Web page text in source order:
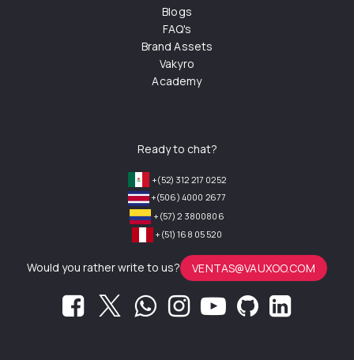
Blogs
FAQ's
Brand Assets
Vakyro
Academy
Ready to chat?
+(52) 312 217 0252
+(506) 4000 2677
+(57) 2 3800806
+(51) 168 05 520
Would you rather write to us? VENTAS@VAUXOO.COM